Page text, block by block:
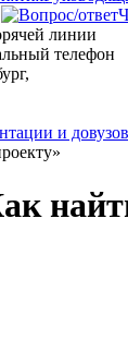
линии
телефон
и